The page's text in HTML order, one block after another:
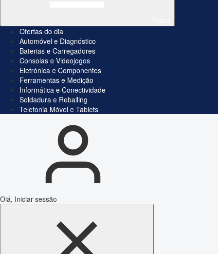
Ofertas do dia
Automóvel e Diagnóstico
Baterias e Carregadores
Consolas e Videojogos
Eletrónica e Componentes
Ferramentas e Medição
Informática e Conectividade
Soldadura e Reballing
Telefonia Móvel e Tablets
Olá, Iniciar sessão